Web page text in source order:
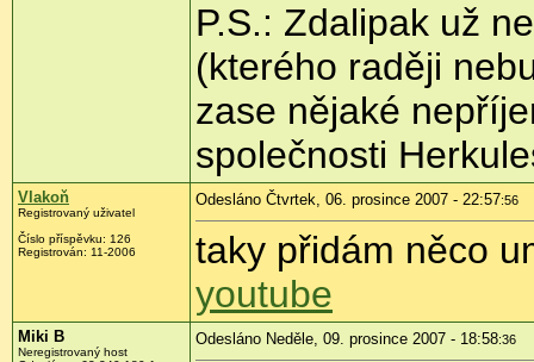
P.S.: Zdalipak už
(kterého raději
zase nějaké
společnosti
Vlakoň
Registrovaný uživatel
Číslo příspěvku: 126
Registrován: 11-2006
Odesláno Čtvrtek, 06. prosince 2007 - 22:57:56
taky přidám něco
youtube
Miki B
Neregistrovaný host
Odesláno Neděle, 09. prosince 2007 - 18:58:36